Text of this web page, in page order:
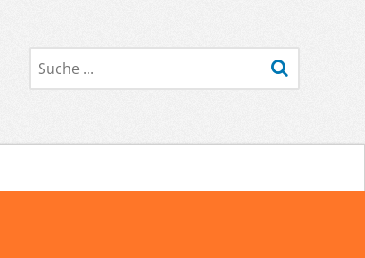
Suche